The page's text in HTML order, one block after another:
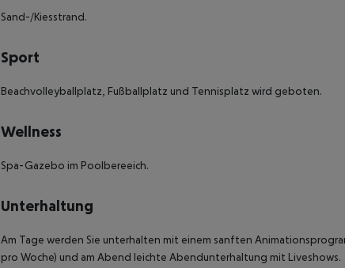
Sand-/Kiesstrand.
Sport
Beachvolleyballplatz, Fußballplatz und Tennisplatz wird geboten.
Wellness
Spa-Gazebo im Poolbereeich.
Unterhaltung
Am Tage werden Sie unterhalten mit einem sanften
pro Woche) und am Abend leichte Abendunterhaltung mit Liveshows.